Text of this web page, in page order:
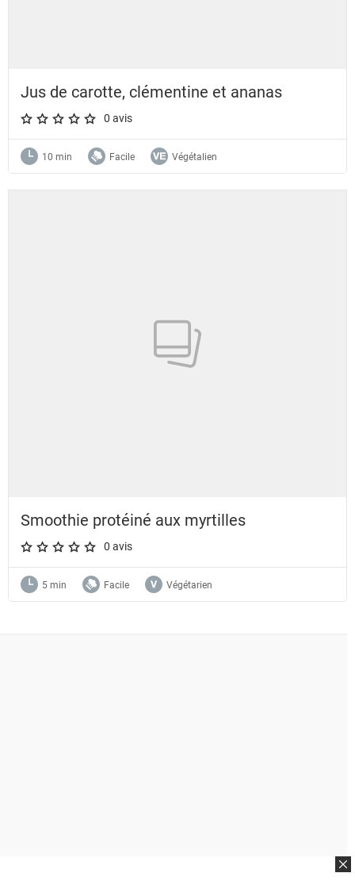
Jus de carotte, clémentine et ananas
A star rating of 0 out of 5.
0 avis
10 min Facile Végétalien
Smoothie protéiné aux myrtilles
A star rating of 0 out of 5.
0 avis
5 min Facile Végétarien